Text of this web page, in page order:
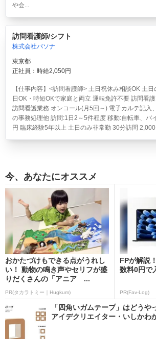
や会...
訪問看護師/シフト
株式会社パソナ
東京都
正社員：時給2,050円
【仕事内容】<訪問看護師> 土日祝休み相談OK 土
日OK・時短OKで家庭と両立 運転免許不要 訪問看
訪問看護業務 オンコール(月5回～) 電子カルテ記入
の事務処理他 訪問:1日2～5件程度 移動:自転車、バ
円 臨床経験5年以上 土日のみ非常勤 30分訪問 2,000
今、あなたにオススメ
おかたづけもできる点がうれし
い！ 動物の鳴き声やセリフが盛
りだくさんの「アニア ...
PR(タカラトミー｜Hugkum)
FPが解説
数料0円で
PR(Fav-Log)
「四角いガムテープ」はどう
アイデクリエイター・いしかわ